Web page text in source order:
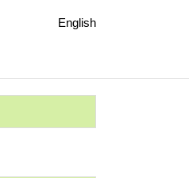
English